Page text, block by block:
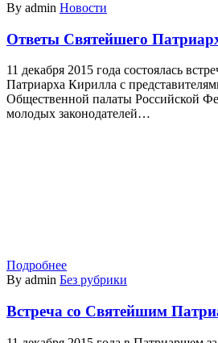
By admin Новости
Ответы Святейшего
11 декабря 2015 года состоялась
Патриарха Кирилла с
Общественной палаты Российской
молодых законодателей…
Подробнее
By admin Без рубрики
Встреча со Святейшим